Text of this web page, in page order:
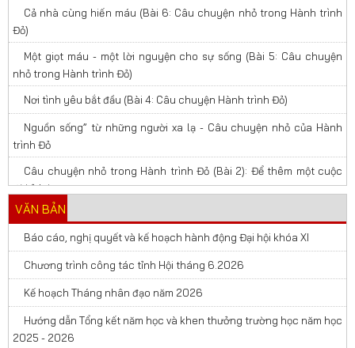
Cả nhà cùng hiến máu (Bài 6: Câu chuyện nhỏ trong Hành trình
Đỏ)
Một giọt máu - một lời nguyện cho sự sống (Bài 5: Câu chuyện
nhỏ trong Hành trình Đỏ)
Nơi tình yêu bắt đầu (Bài 4: Câu chuyện Hành trình Đỏ)
Nguồn sống” từ những người xa lạ - Câu chuyện nhỏ của Hành
trình Đỏ
Câu chuyện nhỏ trong Hành trình Đỏ (Bài 2): Để thêm một cuộc
đời ở lại
VĂN BẢN
Báo cáo, nghị quyết và kế hoạch hành động Đại hội khóa XI
Chương trình công tác tỉnh Hội tháng 6.2026
Kế hoạch Tháng nhân đạo năm 2026
Hướng dẫn Tổng kết năm học và khen thưởng trường học năm học
2025 - 2026